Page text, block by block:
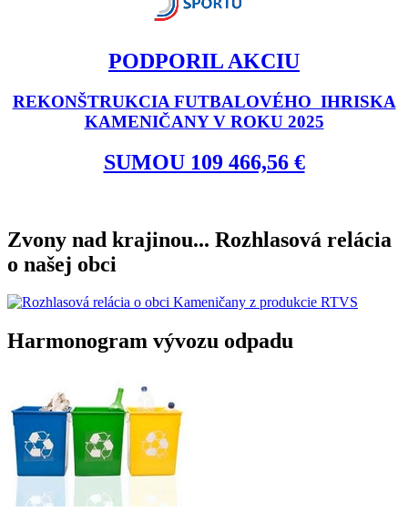
PODPORIL AKCIU
REKONŠTRUKCIA FUTBALOVÉHO IHRISKA
KAMENIČANY V ROKU 2025
SUMOU 109 466,56 €
Zvony nad krajinou... Rozhlasová relácia
o našej obci
Harmonogram vývozu odpadu